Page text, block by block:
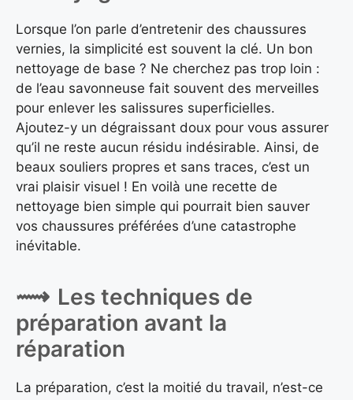
Lorsque l’on parle d’entretenir des chaussures
vernies, la simplicité est souvent la clé. Un bon
nettoyage de base ? Ne cherchez pas trop loin :
de l’eau savonneuse fait souvent des merveilles
pour enlever les salissures superficielles.
Ajoutez-y un dégraissant doux pour vous assurer
qu’il ne reste aucun résidu indésirable. Ainsi, de
beaux souliers propres et sans traces, c’est un
vrai plaisir visuel ! En voilà une recette de
nettoyage bien simple qui pourrait bien sauver
vos chaussures préférées d’une catastrophe
inévitable.
Les techniques de
préparation avant la
réparation
La préparation, c’est la moitié du travail, n’est-ce